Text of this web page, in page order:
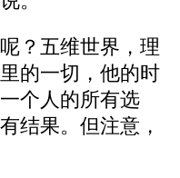
？五维世界，理
的一切，他的时
个人的所有选
结果。但注意，